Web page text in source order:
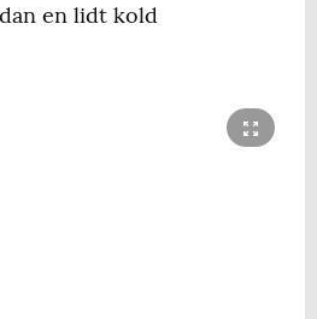
en lidt kold